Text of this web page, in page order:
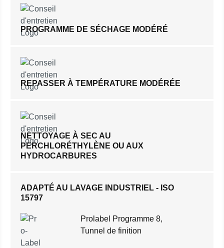
PROGRAMME DE SÉCHAGE MODÉRÉ
REPASSER À TEMPÉRATURE MODÉRÉE
NETTOYAGE À SEC AU
PERCHLORÉTHYLÈNE OU AUX
HYDROCARBURES
ADAPTÉ AU LAVAGE INDUSTRIEL - ISO
15797
Prolabel Programme 8,
Tunnel de finition